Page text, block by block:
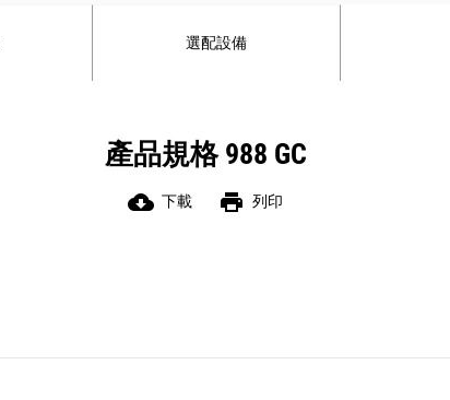
的生產力和獲利能力。
標準作業機具識別功能，可偵測鏟斗安
*不得用於商務用途。
選配設備
產品規格 988 GC
cloud_download 下載 print 列印